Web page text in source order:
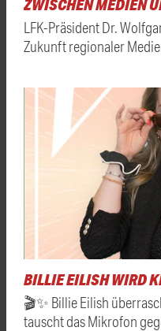
ZWISCHEN MEDIEN
LFK-Präsident Dr.
Zukunft regionaler
BILLIE EILISH WIRD
🎬✨ Billie Eilish
tauscht das Mikrofon